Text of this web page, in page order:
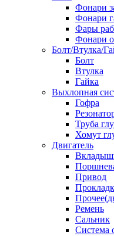
Фонари
Фонари
Фары
Фонари
Болт/Втулка/
Болт
Втулка
Гайка
Выхлопная
Гофра
Труба
Хомут
Двигатель
Привод
Ремень
Сальник
Система